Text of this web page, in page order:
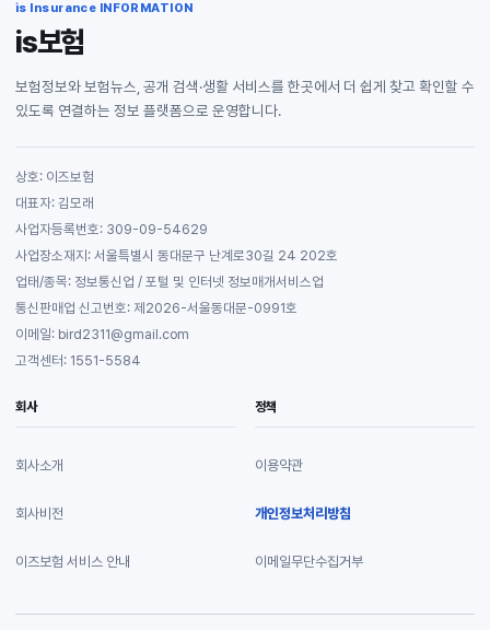
is Insurance INFORMATION
is보험
보험정보와 보험뉴스, 공개 검색·생활 서비스를 한곳에서 더 쉽게 찾고 확인할 수
있도록 연결하는 정보 플랫폼으로 운영합니다.
상호: 이즈보험
대표자: 김모래
사업자등록번호: 309-09-54629
사업장소재지: 서울특별시 동대문구 난계로30길 24 202호
업태/종목: 정보통신업 / 포털 및 인터넷 정보매개서비스업
통신판매업 신고번호: 제2026-서울동대문-0991호
이메일: bird2311@gmail.com
고객센터: 1551-5584
회사
회사소개
회사비전
이즈보험 서비스 안내
정책
이용약관
개인정보처리방침
이메일무단수집거부